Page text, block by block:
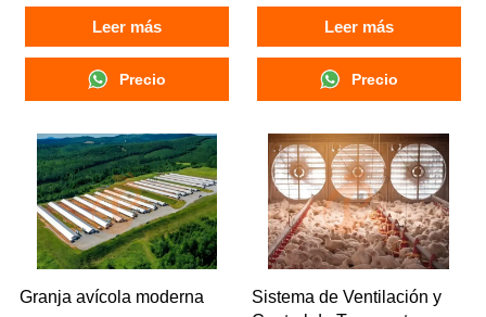
equipos para granjas avícolas
3. Personalizado para granjas
avícolas etíopes
4. La calidad y el diseño están
europeo
5. Recepción en línea 24
horas Whatsapp NO. :
+8618830120193,
contáctenos para obtener la
lista de precios
Leer más
Precio
2. Fábrica de equipos para
granjas avícolas y jaulas
avícolas con stock para venta
3. Personalizado para granjas
avícolas de Tanzania
en estándares europeos
5. Recepción en línea 24
horas Whatsapp NO. :
+8618830120193
Leer más
Precio
Granja avícola moderna
Sistema de Ventilación y